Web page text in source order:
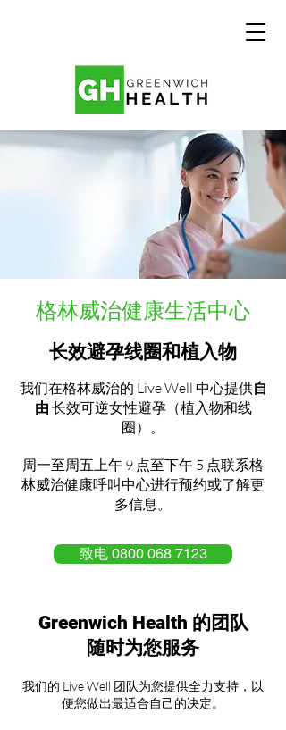
格林威治健康生活中心
长效避孕线圈和植入物
我们在格林威治的 Live Well 中心提供自
由 长效可逆女性避孕（植入物和线
圈）。
周一至周五上午 9 点至下午 5 点联系格
林威治健康呼叫中心进行预约或了解更
多信息。
致电 0800 068 7123
Greenwich Health 的团队
随时为您服务
我们的 Live Well 团队为您提供全力支持，以
便您做出最适合自己的决定。